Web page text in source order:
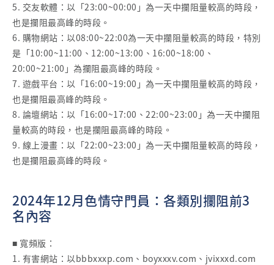
5. 交友軟體：以「23:00~00:00」為一天中攔阻量較高的時段，
也是攔阻最高峰的時段。
6. 購物網站：以08:00~22:00為一天中攔阻量較高的時段，特別
是「10:00~11:00、12:00~13:00、16:00~18:00、
20:00~21:00」為攔阻最高峰的時段。
7. 遊戲平台：以「16:00~19:00」為一天中攔阻量較高的時段，
也是攔阻最高峰的時段。
8. 論壇網站：以「16:00~17:00、22:00~23:00」為一天中攔阻
量較高的時段，也是攔阻最高峰的時段。
9. 線上漫畫：以「22:00~23:00」為一天中攔阻量較高的時段，
也是攔阻最高峰的時段。
2024年12月色情守門員：各類別攔阻前3
名內容
■ 寬頻版：
1. 有害網站：以bbbxxxp.com、boyxxxv.com、jvixxxd.com